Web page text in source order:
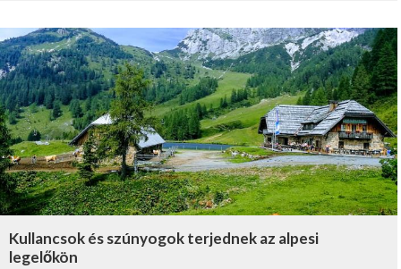
Kullancsok és szúnyogok terjednek az alpesi
legelőkön